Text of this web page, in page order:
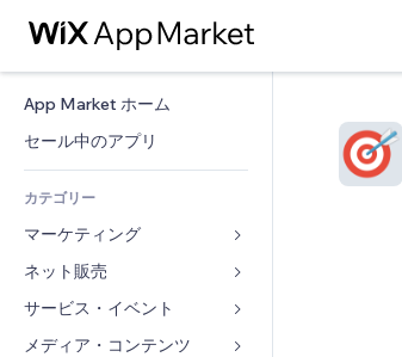
App Market ホーム
セール中のアプリ
カテゴリー
マーケティング
広告
モバイル
アクセス解析
ネット販売
ストア用アプリ
発送・配達
サービス・イベント
ホテル
メディア・コンテンツ